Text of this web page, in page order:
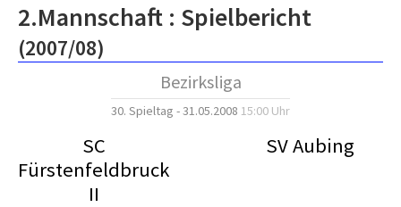
2.Mannschaft : Spielbericht
(2007/08)
Bezirksliga
30. Spieltag - 31.05.2008 15:00 Uhr
SC
Fürstenfeldbruck
II
SV Aubing